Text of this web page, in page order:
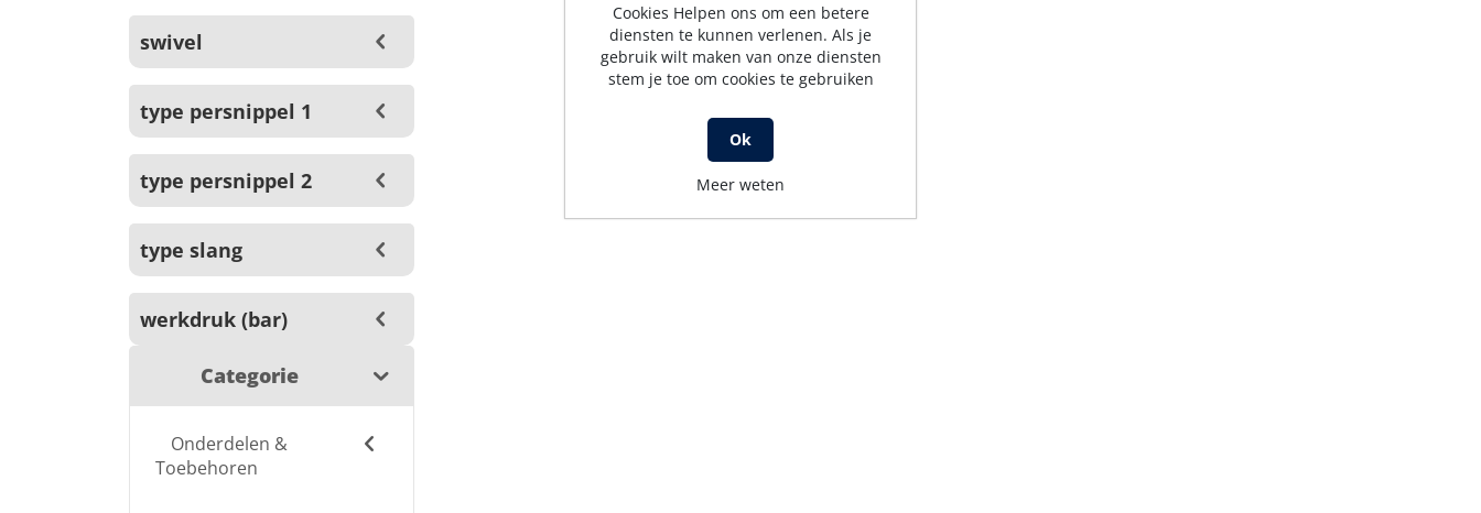
swivel
type persnippel 1
type persnippel 2
type slang
werkdruk (bar)
Categorie
Onderdelen &
Toebehoren
Cookies Helpen ons om een betere
diensten te kunnen verlenen. Als je
gebruik wilt maken van onze diensten
stem je toe om cookies te gebruiken
Ok
Meer weten